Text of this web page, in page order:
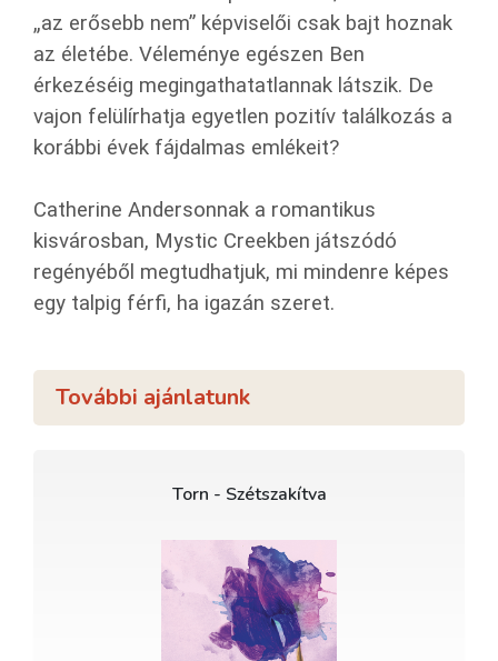
„az erősebb nem” képviselői csak bajt hoznak
az életébe. Véleménye egészen Ben
érkezéséig megingathatatlannak látszik. De
vajon felülírhatja egyetlen pozitív találkozás a
korábbi évek fájdalmas emlékeit?
Catherine Andersonnak a romantikus
kisvárosban, Mystic Creekben játszódó
regényéből megtudhatjuk, mi mindenre képes
egy talpig férfi, ha igazán szeret.
További ajánlatunk
Torn - Szétszakítva